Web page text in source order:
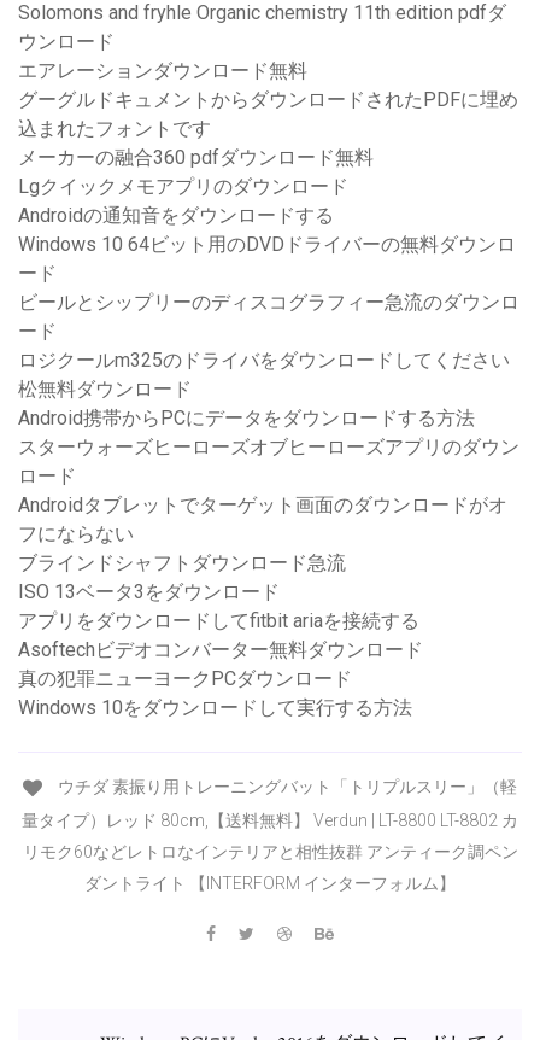
Solomons and fryhle Organic chemistry 11th edition pdfダ
ウンロード
エアレーションダウンロード無料
グーグルドキュメントからダウンロードされたPDFに埋め
込まれたフォントです
メーカーの融合360 pdfダウンロード無料
Lgクイックメモアプリのダウンロード
Androidの通知音をダウンロードする
Windows 10 64ビット用のDVDドライバーの無料ダウンロ
ード
ビールとシップリーのディスコグラフィー急流のダウンロ
ード
ロジクールm325のドライバをダウンロードしてください
松無料ダウンロード
Android携帯からPCにデータをダウンロードする方法
スターウォーズヒーローズオブヒーローズアプリのダウン
ロード
Androidタブレットでターゲット画面のダウンロードがオ
フにならない
ブラインドシャフトダウンロード急流
ISO 13ベータ3をダウンロード
アプリをダウンロードしてfitbit ariaを接続する
Asoftechビデオコンバーター無料ダウンロード
真の犯罪ニューヨークPCダウンロード
Windows 10をダウンロードして実行する方法
ウチダ 素振り用トレーニングバット「トリプルスリー」（軽
量タイプ）レッド 80cm,【送料無料】 Verdun | LT-8800 LT-8802 カ
リモク60などレトロなインテリアと相性抜群 アンティーク調ペン
ダントライト 【INTERFORM インターフォルム】